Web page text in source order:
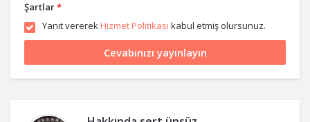
Şartlar*
Yanıt vererek Hizmet Politikası kabul etmiş olursunuz.